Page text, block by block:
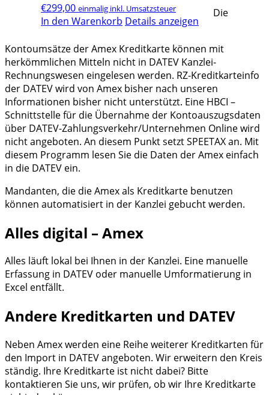
€299,00 einmalig inkl. Umsatzsteuer
In den Warenkorb Details anzeigen
Die
Kontoumsätze der Amex Kreditkarte können mit
herkömmlichen Mitteln nicht in DATEV Kanzlei-
Rechnungswesen eingelesen werden. RZ-Kreditkarteinfo
der DATEV wird von Amex bisher nach unseren
Informationen bisher nicht unterstützt. Eine HBCI –
Schnittstelle für die Übernahme der Kontoauszugsdaten
über DATEV-Zahlungsverkehr/Unternehmen Online wird
nicht angeboten. An diesem Punkt setzt SPEETAX an. Mit
diesem Programm lesen Sie die Daten der Amex einfach
in die DATEV ein.
Mandanten, die die Amex als Kreditkarte benutzen
können automatisiert in der Kanzlei gebucht werden.
Alles digital – Amex
Alles läuft lokal bei Ihnen in der Kanzlei. Eine manuelle
Erfassung in DATEV oder manuelle Umformatierung in
Excel entfällt.
Andere Kreditkarten und DATEV
Neben Amex werden eine Reihe weiterer Kreditkarten für
den Import in DATEV angeboten. Wir erweitern den Kreis
ständig. Ihre Kreditkarte ist nicht dabei? Bitte
kontaktieren Sie uns, wir prüfen, ob wir Ihre Kreditkarte